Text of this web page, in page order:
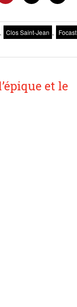
, Clos Saint-Jean , Focast
et le